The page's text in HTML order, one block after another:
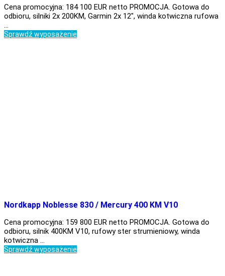
Cena promocyjna: 184 100 EUR netto PROMOCJA. Gotowa do
odbioru, silniki 2x 200KM, Garmin 2x 12″, winda kotwiczna rufowa
…
Sprawdź wyposażenie
Nordkapp Noblesse 830 / Mercury 400 KM V10
Cena promocyjna: 159 800 EUR netto PROMOCJA. Gotowa do
odbioru, silnik 400KM V10, rufowy ster strumieniowy, winda
kotwiczna …
Sprawdź wyposażenie